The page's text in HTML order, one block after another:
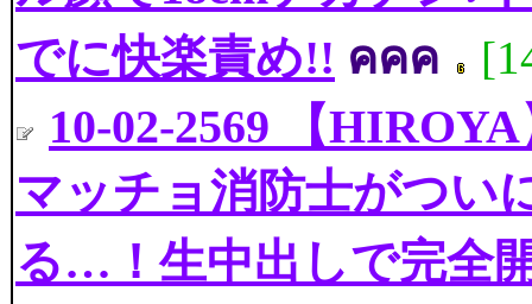
でに快楽責め!! คคค
10-02-2569 【
マッチョ消防士がつい
る…！生中出しで完全